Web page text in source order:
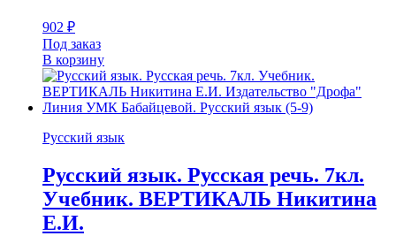
902 ₽
Под заказ
В корзину
Русский язык
Русский язык. Русская речь. 7кл.
Учебник. ВЕРТИКАЛЬ Никитина
Е.И.